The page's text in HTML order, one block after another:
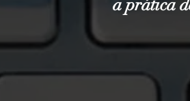
a prática